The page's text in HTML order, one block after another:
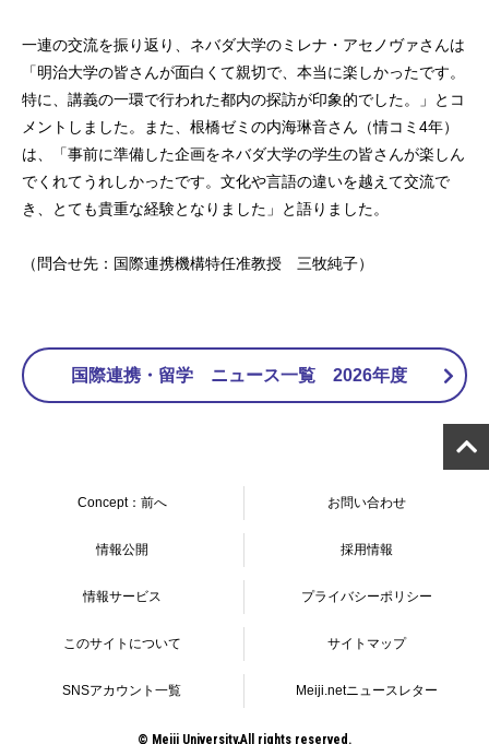
一連の交流を振り返り、ネバダ大学のミレナ・アセノヴァさんは
「明治大学の皆さんが面白くて親切で、本当に楽しかったです。
特に、講義の一環で行われた都内の探訪が印象的でした。」とコ
メントしました。また、根橋ゼミの内海琳音さん（情コミ4年）
は、「事前に準備した企画をネバダ大学の学生の皆さんが楽しん
でくれてうれしかったです。文化や言語の違いを越えて交流で
き、とても貴重な経験となりました」と語りました。
（問合せ先：国際連携機構特任准教授 三牧純子）
国際連携・留学 ニュース一覧 2026年度
Concept：前へ お問い合わせ
情報公開 採用情報
情報サービス プライバシーポリシー
このサイトについて サイトマップ
SNSアカウント一覧 Meiji.netニュースレター
© Meiji University,All rights reserved.